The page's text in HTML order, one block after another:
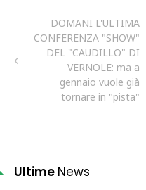
DOMANI L'ULTIMA
CONFERENZA "SHOW"
DEL "CAUDILLO" DI
VERNOLE: ma a
gennaio vuole già
tornare in "pista"
Ultime News